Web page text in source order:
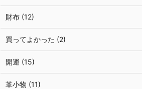
財布 (12)
買ってよかった (2)
開運 (15)
革小物 (11)